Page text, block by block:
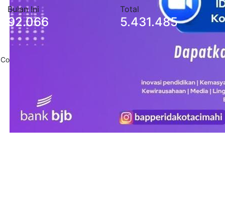
Bulan Ini
92.066
Total
5.431.485
Copyright 2020 . All Rights Reserved